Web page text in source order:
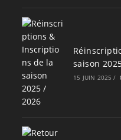
saison
15 JUIN 2025 /